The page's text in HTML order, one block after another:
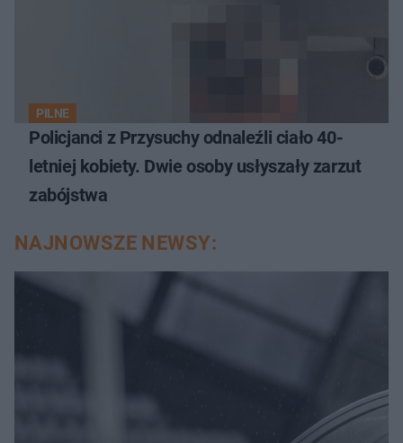
PILNE
Policjanci z Przysuchy odnaleźli ciało 40-
letniej kobiety. Dwie osoby usłyszały zarzut
zabójstwa
NAJNOWSZE NEWSY: